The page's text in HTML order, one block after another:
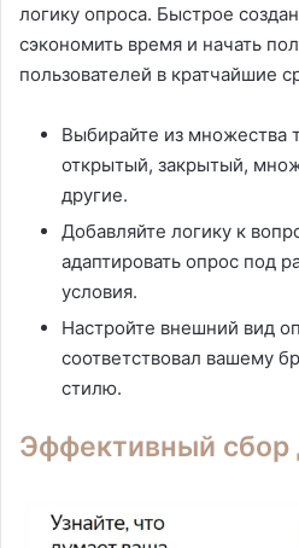
логику опроса. Быстрое
сэкономить время и начать
пользователей в кратчайшие
Выбирайте из множества
открытый, закрытый,
другие.
Добавляйте логику к
адаптировать опрос под
условия.
Настройте внешний вид
соответствовал вашему
стилю.
Эффективный сбор